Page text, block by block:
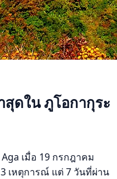
ดใน ภูโอกากุระ
เมื่อ 19 กรกฎาคม
เหตุการณ์ แต่ 7 วันที่ผ่าน